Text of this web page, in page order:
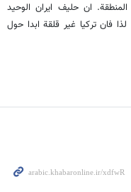
ان حلیف ایران الوحید
فان ترکیا غیر قلقة ابدا حول